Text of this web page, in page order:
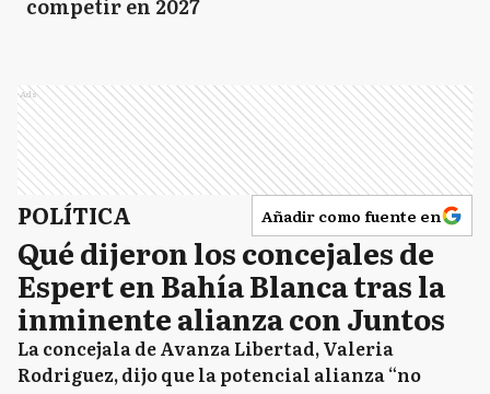
competir en 2027
Ads
POLÍTICA Añadir como fuente en
Qué dijeron los concejales de
Espert en Bahía Blanca tras la
inminente alianza con Juntos
La concejala de Avanza Libertad, Valeria
Rodriguez, dijo que la potencial alianza “no